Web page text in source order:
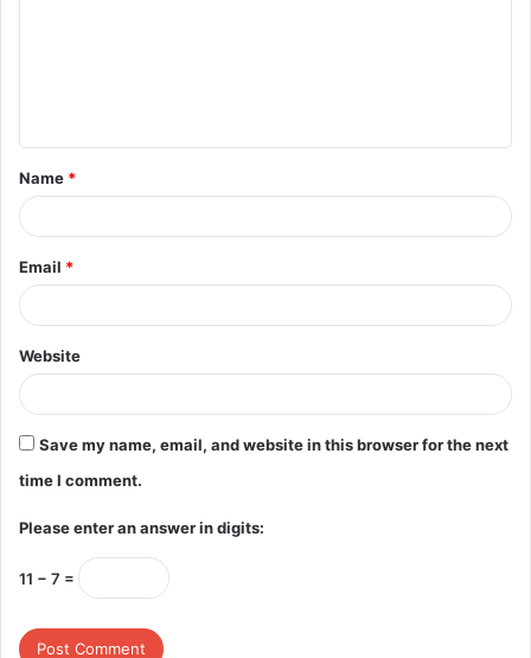
t
*
Name *
Email *
Website
Save my name, email, and website in this browser for the next
time I comment.
Please enter an answer in digits:
11 − 7 =